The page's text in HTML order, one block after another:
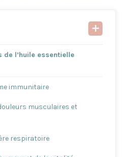
l’huile essentielle
immunitaire
musculaires et
respiratoire